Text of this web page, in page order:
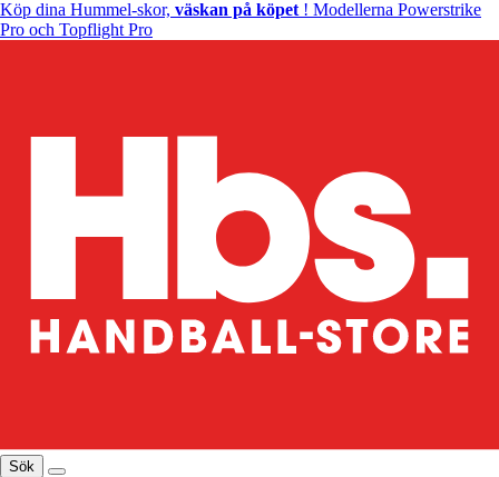
Köp dina Hummel-skor, väskan på köpet ! Modellerna Powerstrike
Pro och Topflight Pro
Sök